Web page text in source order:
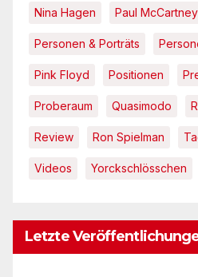
Nina Hagen Paul McCartney
Personen & Porträts
Pink Floyd Positionen
Proberaum Quasimodo
Review Ron Spielman
Videos Yorckschlösschen
Letzte